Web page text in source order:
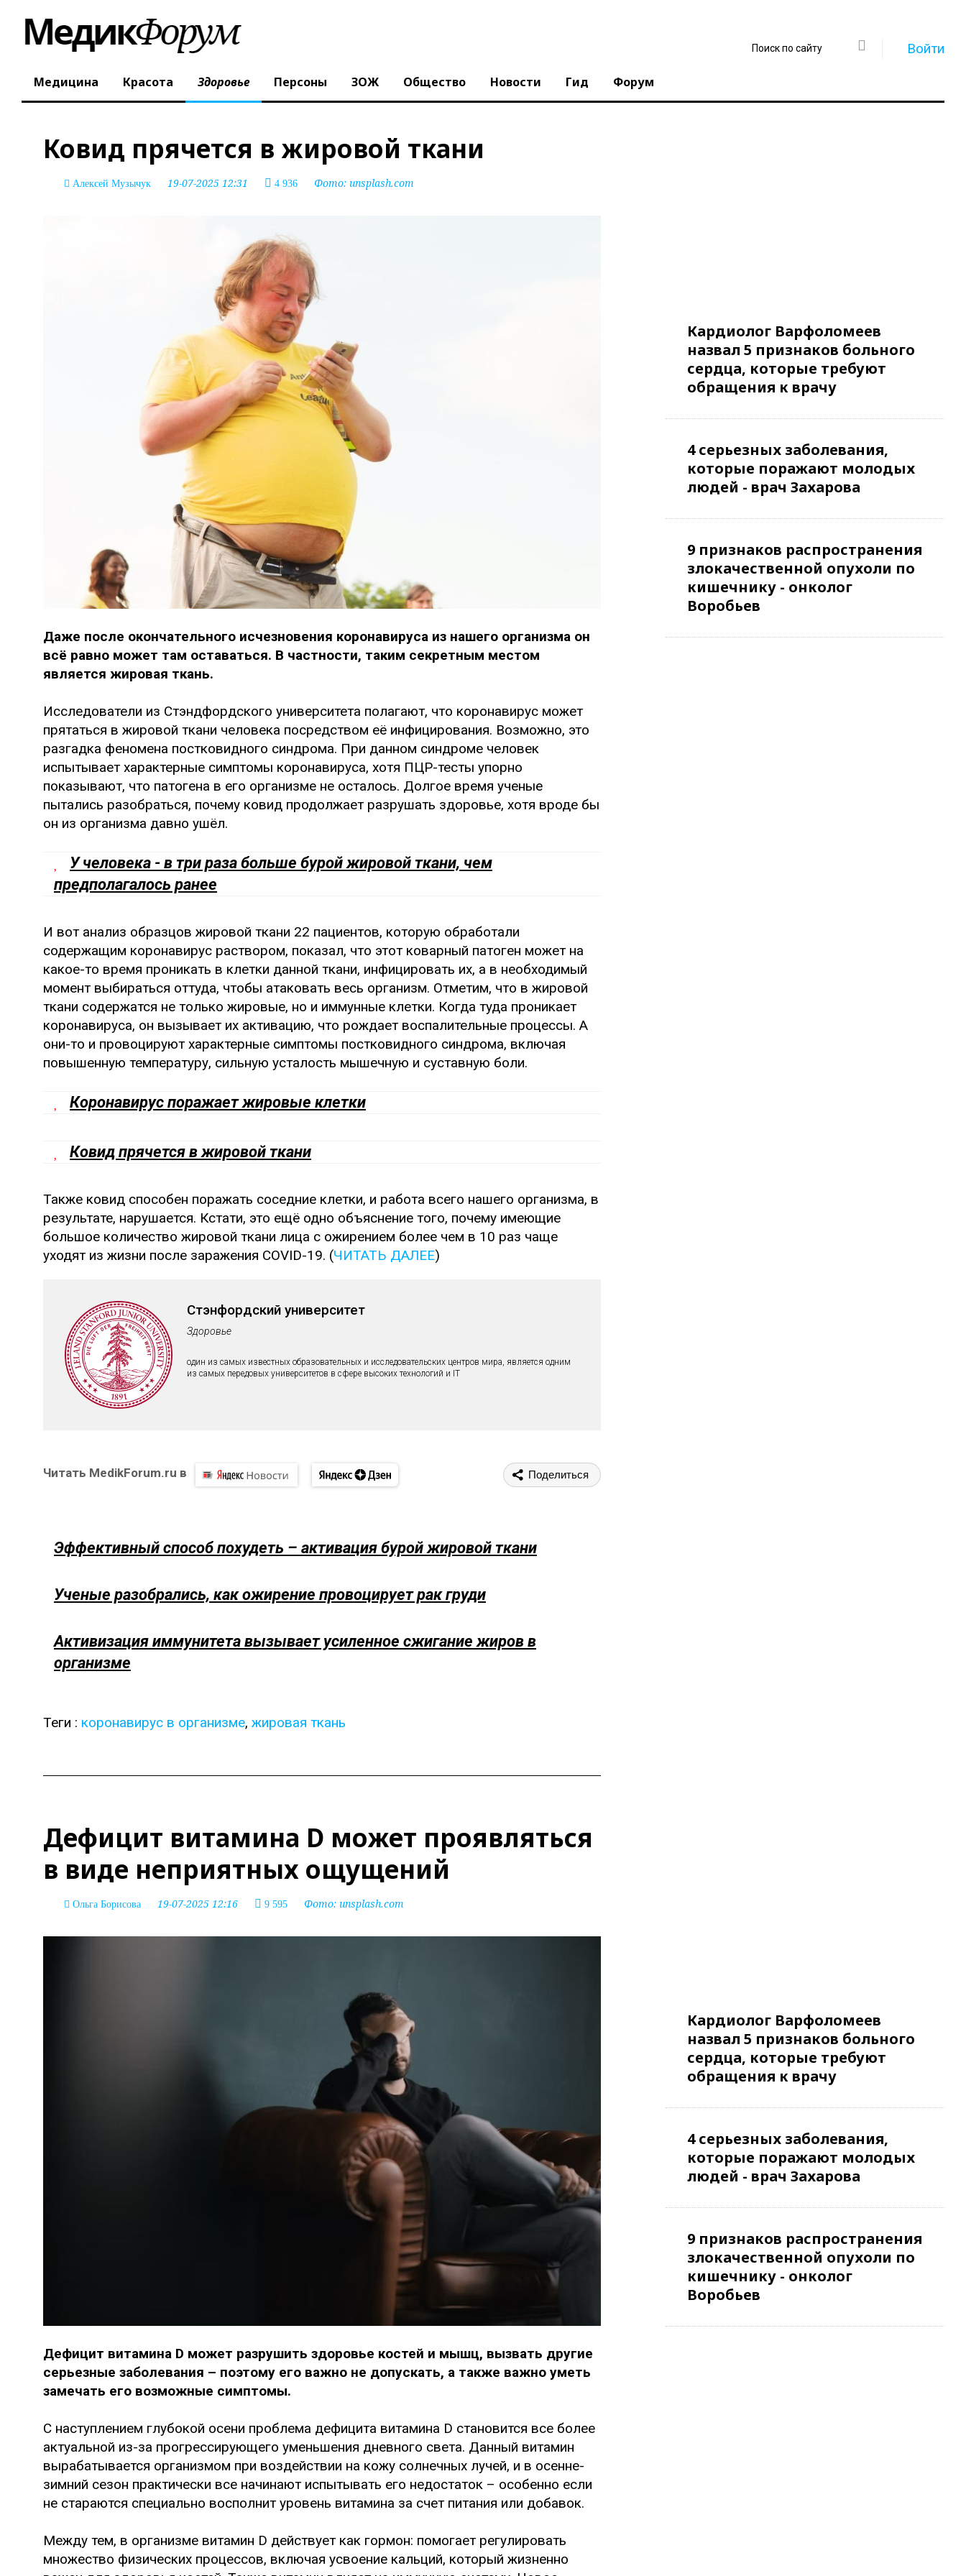
Войти
Медицина Красота Здоровье Персоны ЗОЖ Общество Новости Гид Форум
Ковид прячется в жировой ткани
Алексей Музычук 19-07-2025 12:31 4 936 Фото: unsplash.com
Даже после окончательного исчезновения коронавируса из нашего организма он
всё равно может там оставаться. В частности, таким секретным местом
является жировая ткань.
Исследователи из Стэндфордского университета полагают, что коронавирус может
прятаться в жировой ткани человека посредством её инфицирования. Возможно, это
разгадка феномена постковидного синдрома. При данном синдроме человек
испытывает характерные симптомы коронавируса, хотя ПЦР-тесты упорно
показывают, что патогена в его организме не осталось. Долгое время ученые
пытались разобраться, почему ковид продолжает разрушать здоровье, хотя вроде бы
он из организма давно ушёл.
У человека - в три раза больше бурой жировой ткани, чем
предполагалось ранее
И вот анализ образцов жировой ткани 22 пациентов, которую обработали
содержащим коронавирус раствором, показал, что этот коварный патоген может на
какое-то время проникать в клетки данной ткани, инфицировать их, а в необходимый
момент выбираться оттуда, чтобы атаковать весь организм. Отметим, что в жировой
ткани содержатся не только жировые, но и иммунные клетки. Когда туда проникает
коронавируса, он вызывает их активацию, что рождает воспалительные процессы. А
они-то и провоцируют характерные симптомы постковидного синдрома, включая
повышенную температуру, сильную усталость мышечную и суставную боли.
Коронавирус поражает жировые клетки
Ковид прячется в жировой ткани
Также ковид способен поражать соседние клетки, и работа всего нашего организма, в
результате, нарушается. Кстати, это ещё одно объяснение того, почему имеющие
большое количество жировой ткани лица с ожирением более чем в 10 раз чаще
уходят из жизни после заражения COVID-19. (ЧИТАТЬ ДАЛЕЕ)
Стэнфордский университет
Здоровье
один из самых известных образовательных и исследовательских центров мира, является одним
из самых передовых университетов в сфере высоких технологий и IT
Читать MedikForum.ru в Поделиться
Эффективный способ похудеть – активация бурой жировой ткани
Ученые разобрались, как ожирение провоцирует рак груди
Активизация иммунитета вызывает усиленное сжигание жиров в
организме
Теги : коронавирус в организме, жировая ткань
Кардиолог Варфоломеев
назвал 5 признаков больного
сердца, которые требуют
обращения к врачу
4 серьезных заболевания,
которые поражают молодых
людей - врач Захарова
9 признаков распространения
злокачественной опухоли по
кишечнику - онколог
Воробьев
Дефицит витамина D может проявляться
в виде неприятных ощущений
Ольга Борисова 19-07-2025 12:16 9 595 Фото: unsplash.com
Дефицит витамина D может разрушить здоровье костей и мышц, вызвать другие
серьезные заболевания – поэтому его важно не допускать, а также важно уметь
замечать его возможные симптомы.
С наступлением глубокой осени проблема дефицита витамина D становится все более
актуальной из-за прогрессирующего уменьшения дневного света. Данный витамин
вырабатывается организмом при воздействии на кожу солнечных лучей, и в осенне-
зимний сезон практически все начинают испытывать его недостаток – особенно если
не стараются специально восполнит уровень витамина за счет питания или добавок.
Между тем, в организме витамин D действует как гормон: помогает регулировать
множество физических процессов, включая усвоение кальций, который жизненно
Кардиолог Варфоломеев
назвал 5 признаков больного
сердца, которые требуют
обращения к врачу
4 серьезных заболевания,
которые поражают молодых
людей - врач Захарова
9 признаков распространения
злокачественной опухоли по
кишечнику - онколог
Воробьев